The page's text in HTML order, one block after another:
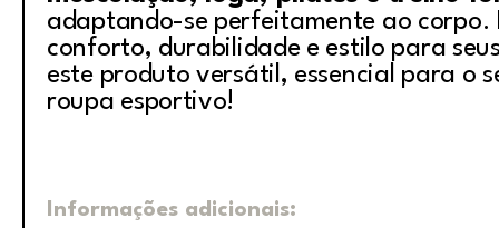
adaptando-se perfeitamente ao corpo.
conforto, durabilidade e estilo para
este produto versátil, essencial para o
roupa esportivo!
Informações adicionais: